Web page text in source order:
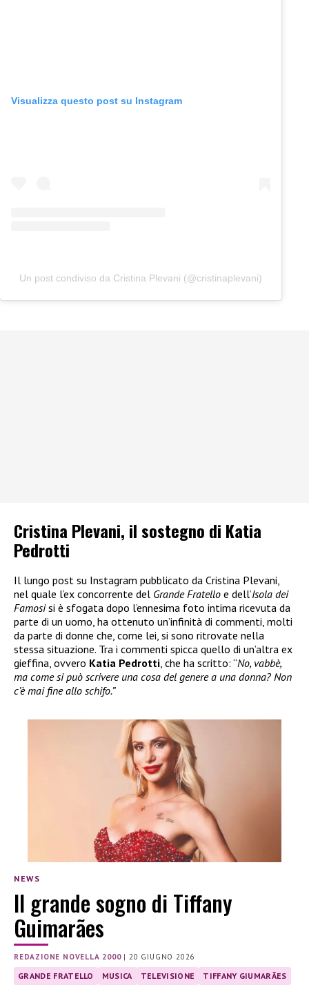
Visualizza questo post su Instagram
Un post condiviso da Cristina Plevani (@cristinaplevani)
Cristina Plevani, il sostegno di Katia
Pedrotti
Il lungo post su Instagram pubblicato da Cristina Plevani,
nel quale l’ex concorrente del Grande Fratello e dell’Isola dei
Famosisi è sfogata dopo l’ennesima foto intima ricevuta da
parte di un uomo, ha ottenuto un’infinità di commenti, molti
da parte di donne che, come lei, si sono ritrovate nella
stessa situazione. Tra i commenti spicca quello di un’altra ex
gieffina, ovvero Katia Pedrotti, che ha scritto: “No, vabbè,
ma come si può scrivere una cosa del genere a una donna? Non
c’è mai fine allo schifo.”
NEWS
Il grande sogno di Tiffany
Guimarães
REDAZIONE NOVELLA 2000| 20 GIUGNO 2026
GRANDE FRATELLO MUSICA TELEVISIONE TIFFANY GIUMARÃES